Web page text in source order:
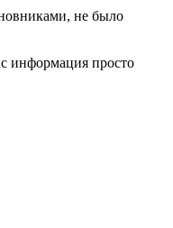
не было
информация просто